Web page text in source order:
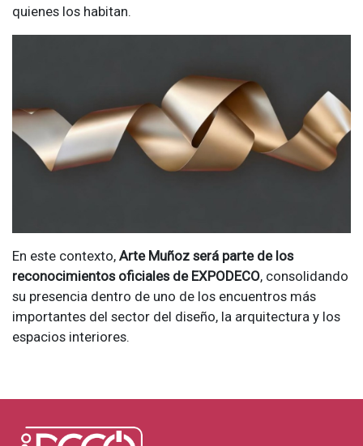
quienes los habitan.
En este contexto, Arte Muñoz será parte de los
reconocimientos oficiales de EXPODECO, consolidando
su presencia dentro de uno de los encuentros más
importantes del sector del diseño, la arquitectura y los
espacios interiores.